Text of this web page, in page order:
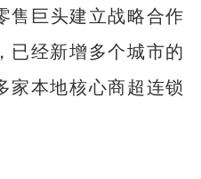
售巨头建立战略合作
已经新增多个城市的
家本地核心商超连锁